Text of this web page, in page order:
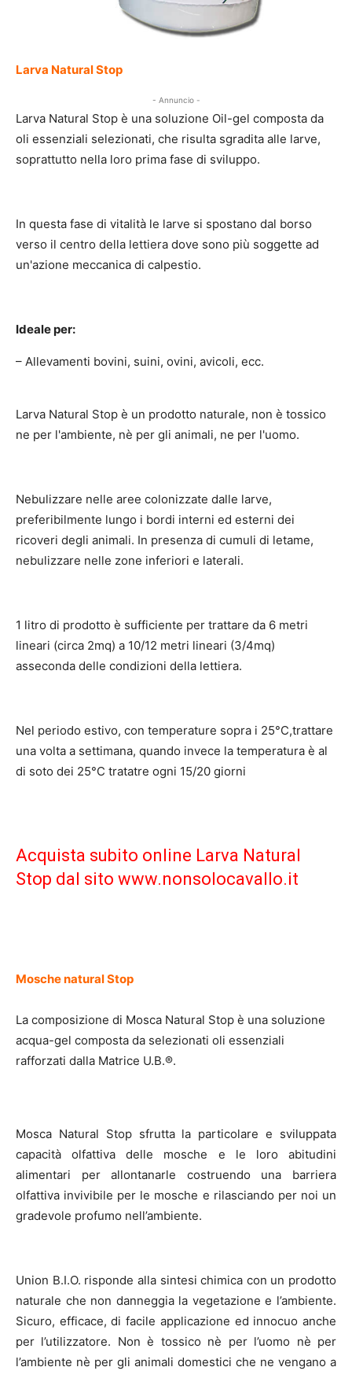
Larva Natural Stop
- Annuncio -
Larva Natural Stop è una soluzione Oil-gel composta da
oli essenziali selezionati, che risulta sgradita alle larve,
soprattutto nella loro prima fase di sviluppo.
In questa fase di vitalità le larve si spostano dal borso
verso il centro della lettiera dove sono più soggette ad
un'azione meccanica di calpestio.
Ideale per:
– Allevamenti bovini, suini, ovini, avicoli, ecc.
Larva Natural Stop è un prodotto naturale, non è tossico
ne per l'ambiente, nè per gli animali, ne per l'uomo.
Nebulizzare nelle aree colonizzate dalle larve,
preferibilmente lungo i bordi interni ed esterni dei
ricoveri degli animali. In presenza di cumuli di letame,
nebulizzare nelle zone inferiori e laterali.
1 litro di prodotto è sufficiente per trattare da 6 metri
lineari (circa 2mq) a 10/12 metri lineari (3/4mq)
asseconda delle condizioni della lettiera.
Nel periodo estivo, con temperature sopra i 25°C,trattare
una volta a settimana, quando invece la temperatura è al
di soto dei 25°C tratatre ogni 15/20 giorni
Acquista subito online Larva Natural
Stop dal sito www.nonsolocavallo.it
Mosche natural Stop
La composizione di Mosca Natural Stop è una soluzione
acqua-gel composta da selezionati oli essenziali
rafforzati dalla Matrice U.B.®.
Mosca Natural Stop sfrutta la particolare e sviluppata
capacità olfattiva delle mosche e le loro abitudini
alimentari per allontanarle costruendo una barriera
olfattiva invivibile per le mosche e rilasciando per noi un
gradevole profumo nell’ambiente.
Union B.I.O. risponde alla sintesi chimica con un prodotto
naturale che non danneggia la vegetazione e l’ambiente.
Sicuro, efficace, di facile applicazione ed innocuo anche
per l’utilizzatore. Non è tossico nè per l’uomo nè per
l’ambiente nè per gli animali domestici che ne vengano a